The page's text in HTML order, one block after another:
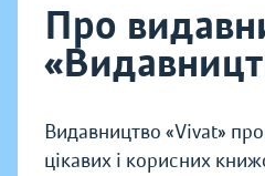
Про
Видавництво «Vivat»
цікавих і корисних